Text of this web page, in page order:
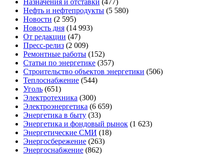
Назначения и отставки (477)
Нефть и нефтепродукты (5 580)
Новости (2 595)
Новость дня (14 993)
От редакции (47)
Пресс-релиз (2 009)
Ремонтные работы (152)
Статьи по энергетике (357)
Строительство объектов энергетики (506)
Теплоснабжение (544)
Уголь (651)
Электротехника (300)
Электроэнергетика (6 659)
Энергетика в быту (33)
Энергетика и фондовый рынок (1 623)
Энергетические СМИ (18)
Энергосбережение (263)
Энергоснабжение (862)